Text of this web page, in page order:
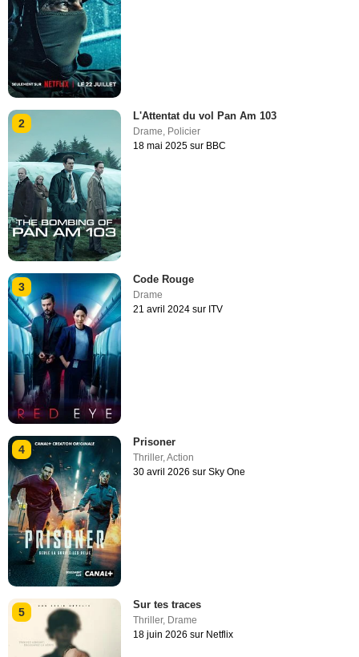
2
L'Attentat du vol Pan Am 103
Drame, Policier
18 mai 2025 sur BBC
3
Code Rouge
Drame
21 avril 2024 sur ITV
4
Prisoner
Thriller,Action
30 avril 2026 sur Sky One
5
Sur tes traces
Thriller, Drame
18 juin 2026 sur Netflix